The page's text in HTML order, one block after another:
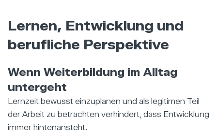
Lernen, Entwicklung und
berufliche Perspektive
Wenn Weiterbildung im Alltag
untergeht
Lernzeit bewusst einzuplanen und als legitimen Teil
der Arbeit zu betrachten verhindert, dass Entwicklung
immer hintenansteht.